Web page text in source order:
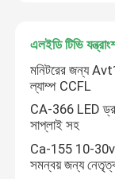
পণ্য
আমাদের সম্পর্কে
এলইডি টিভি
মনিটরের জন্য
ল্যাম্প CCFL
CA-366 LED
সাপ্লাই সহ
Ca-155 10-30v
সমন্বয় জন্য